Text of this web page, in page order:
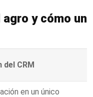
y cómo un
del CRM
en un único